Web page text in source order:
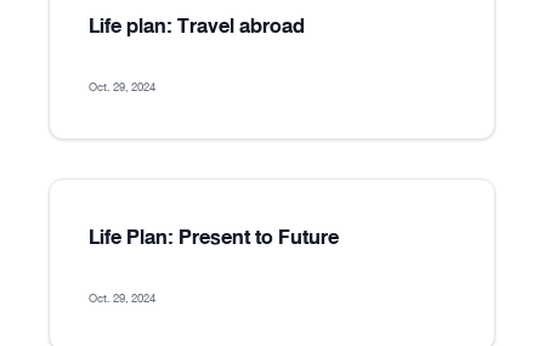
Life plan: Travel abroad
Oct. 29, 2024
Life Plan: Present to Future
Oct. 29, 2024